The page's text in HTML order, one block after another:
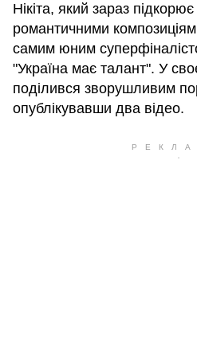
Нікіта, який зараз
романтичними
самим юним
"Україна має талант". У
поділився зворушливим
опублікувавши два відео.